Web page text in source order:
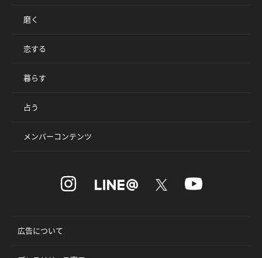
磨く
恋する
暮らす
占う
メンバーコンテンツ
広告について